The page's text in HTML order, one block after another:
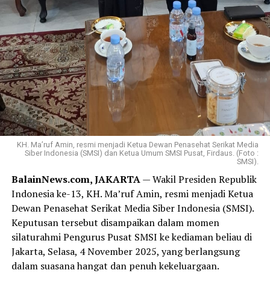
KH. Ma’ruf Amin, resmi menjadi Ketua Dewan Penasehat Serikat Media
Siber Indonesia (SMSI) dan Ketua Umum SMSI Pusat, Firdaus. (Foto :
SMSI).
BalainNews.com, JAKARTA— Wakil Presiden Republik
Indonesia ke-13, KH. Ma’ruf Amin, resmi menjadi Ketua
Dewan Penasehat Serikat Media Siber Indonesia (SMSI).
Keputusan tersebut disampaikan dalam momen
silaturahmi Pengurus Pusat SMSI ke kediaman beliau di
Jakarta, Selasa, 4 November 2025, yang berlangsung
dalam suasana hangat dan penuh kekeluargaan.